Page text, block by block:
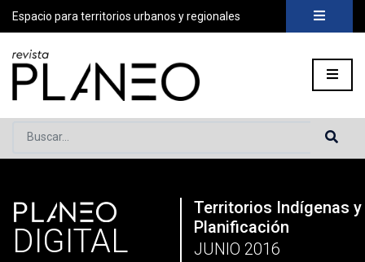
Espacio para territorios urbanos y regionales
Buscar...
Portada» Planeo Hoy Secciones»Planeo Academia»
PLANEO
DIGITAL
Territorios Indígenas y
Planificación
JUNIO 2016